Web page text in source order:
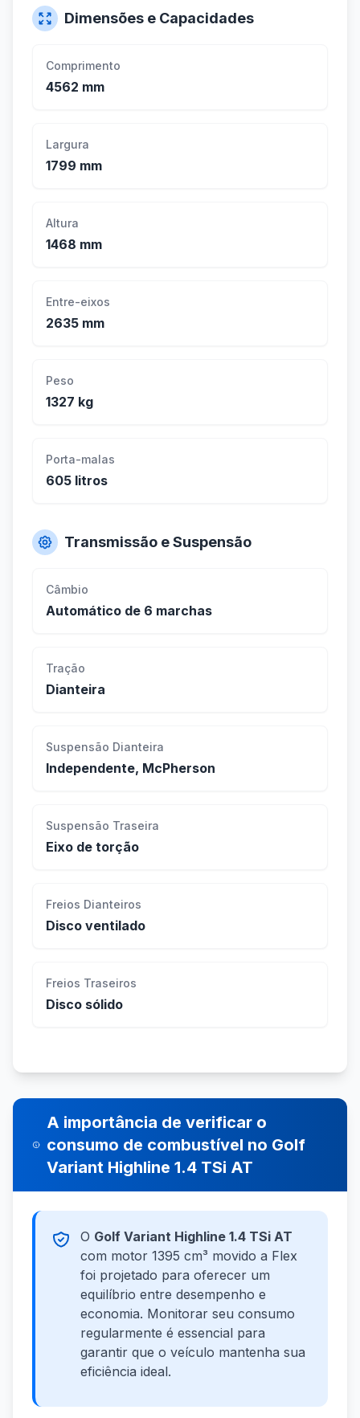
Dimensões e Capacidades
Comprimento
4562 mm
Largura
1799 mm
Altura
1468 mm
Entre-eixos
2635 mm
Peso
1327 kg
Porta-malas
605 litros
Transmissão e Suspensão
Câmbio
Automático de 6 marchas
Tração
Dianteira
Suspensão Dianteira
Independente, McPherson
Suspensão Traseira
Eixo de torção
Freios Dianteiros
Disco ventilado
Freios Traseiros
Disco sólido
A importância de verificar o
consumo de combustível no Golf
Variant Highline 1.4 TSi AT
O Golf Variant Highline 1.4 TSi AT
com motor 1395 cm³ movido a Flex
foi projetado para oferecer um
equilíbrio entre desempenho e
economia. Monitorar seu consumo
regularmente é essencial para
garantir que o veículo mantenha sua
eficiência ideal.